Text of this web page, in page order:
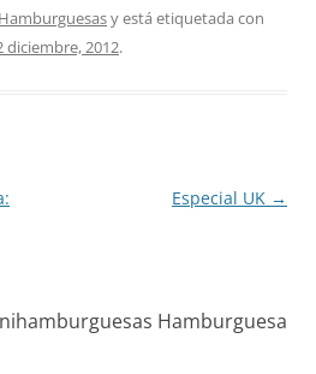
Hamburguesasy está etiquetada con
diciembre, 2012.
Especial UK →
Hamburguesa